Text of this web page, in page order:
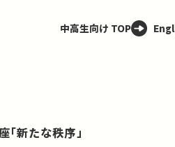
中高生向け TOP
新たな秩序」